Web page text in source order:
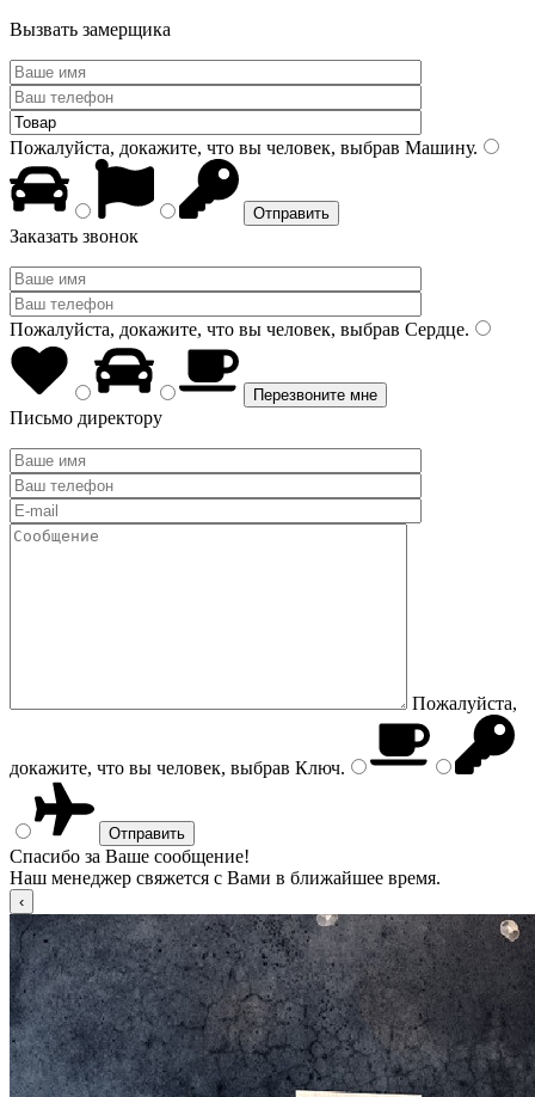
Вызвать замерщика
Пожалуйста, докажите, что вы человек, выбрав Машину.
Заказать звонок
Пожалуйста, докажите, что вы человек, выбрав Сердце.
Письмо директору
Пожалуйста,
докажите, что вы человек, выбрав Ключ.
Спасибо за Ваше сообщение!
Наш менеджер свяжется с Вами в ближайшее время.